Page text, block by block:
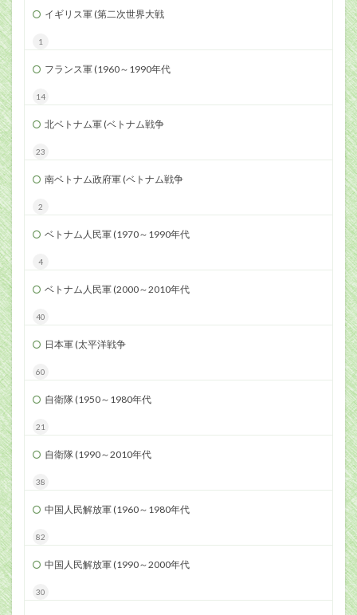
イギリス軍 (第二次世界大戦
1
フランス軍 (1960～1990年代
14
北ベトナム軍 (ベトナム戦争
23
南ベトナム政府軍 (ベトナム戦争
2
ベトナム人民軍 (1970～1990年代
4
ベトナム人民軍 (2000～2010年代
40
日本軍 (太平洋戦争
60
自衛隊 (1950～1980年代
21
自衛隊 (1990～2010年代
38
中国人民解放軍 (1960～1980年代
82
中国人民解放軍 (1990～2000年代
30